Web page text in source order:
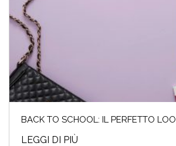
BACK TO SCHOOL: IL PERFETTO
LEGGI DI PIÙ